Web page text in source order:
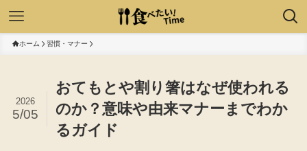
ホーム 習慣・マナー
おてもとや割り箸はなぜ使われる
のか？意味や由来マナーまでわか
るガイド
2026
5/05